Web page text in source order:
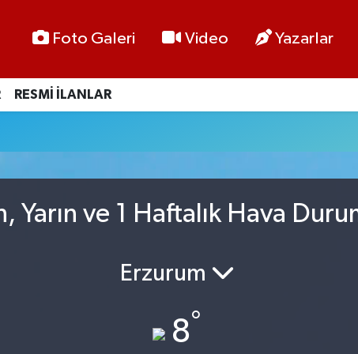
Foto Galeri Video Yazarlar
RESMİ İLANLAR
Yarın ve 1 Haftalık Hava
Erzurum
8°